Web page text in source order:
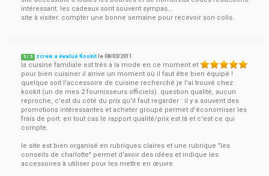
intéressant. les cadeaux sont souvent sympas...
site à visiter. compter une bonne semaine pour recevoir son colis.
5 / 5 zcrew a évalué Kookit le08/03/2011
la cuisine familiale est très à la mode en ce moment et
pour bien cuisiner il arrive un moment où il faut être bien équipé !
quelque soit l'accessoire de cuisine recherché je l'ai trouvé chez
kookit (un de mes 2 fournisseurs officiels). question qualité, aucun
reproche, c'est du côté du prix qu'il faut regarder : il y a souvent des
promotions intéressantes et acheter groupé permet d'économiser les
frais de port. en tout cas le rapport qualité/prix est là et c'est ce qui
compte.
le site est bien organisé en rubriques claires et une rubrique "les
conseils de charlotte" permet d'avoir des idées et indique les
accessoires à utiliser pour les mettre en œuvre.